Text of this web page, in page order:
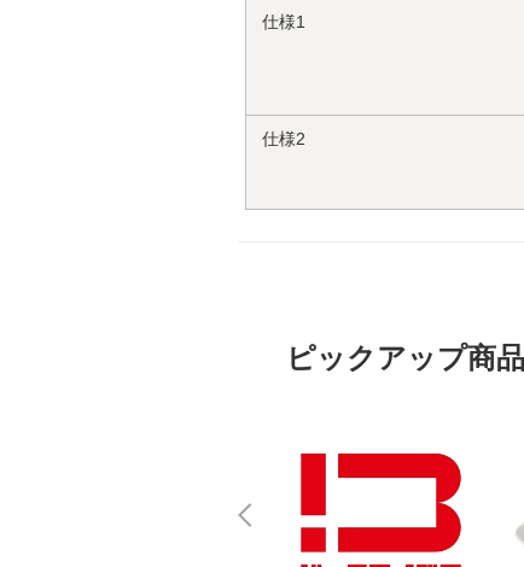
仕様1
仕様2
ピックアップ商品